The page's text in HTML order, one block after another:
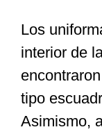
Los
interior de
tipo
Asimismo,